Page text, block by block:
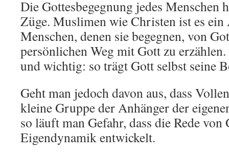
Die Gottesbegegnung jedes Menschen
Züge. Muslimen wie Christen ist es ein
Menschen, denen sie begegnen, von
persönlichen Weg mit Gott zu
und wichtig: so trägt Gott selbst seine
Geht man jedoch davon aus, dass
kleine Gruppe der Anhänger der
so läuft man Gefahr, dass die Rede
Eigendynamik entwickelt.